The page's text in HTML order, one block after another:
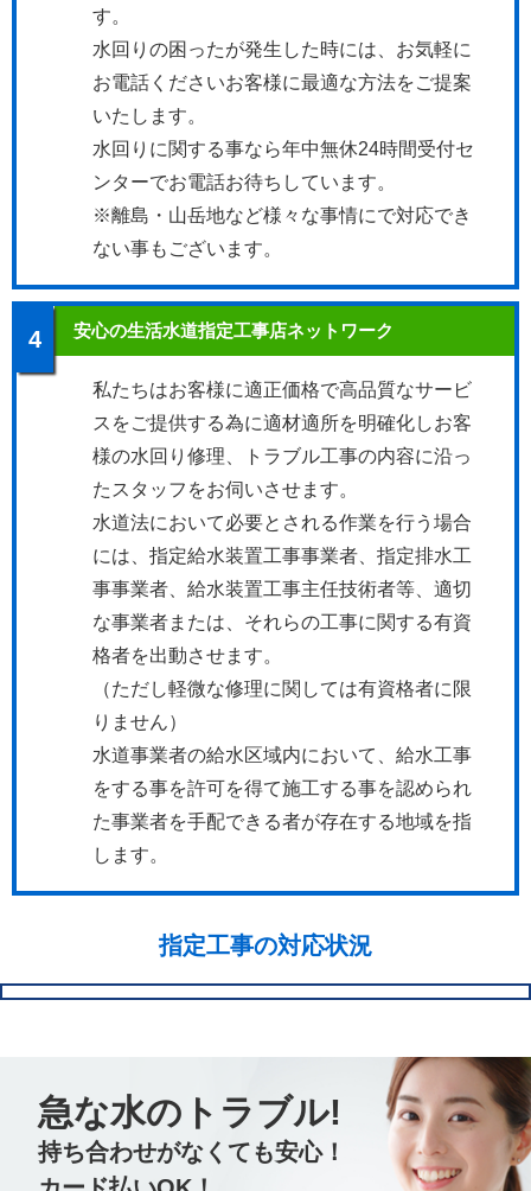
す。
水回りの困ったが発生した時には、お気軽に
お電話くださいお客様に最適な方法をご提案
いたします。
水回りに関する事なら年中無休24時間受付セ
ンターでお電話お待ちしています。
※離島・山岳地など様々な事情にで対応でき
ない事もございます。
4 安心の生活水道指定工事店ネットワーク
私たちはお客様に適正価格で高品質なサービ
スをご提供する為に適材適所を明確化しお客
様の水回り修理、トラブル工事の内容に沿っ
たスタッフをお伺いさせます。
水道法において必要とされる作業を行う場合
には、指定給水装置工事事業者、指定排水工
事事業者、給水装置工事主任技術者等、適切
な事業者または、それらの工事に関する有資
格者を出動させます。
（ただし軽微な修理に関しては有資格者に限
りません）
水道事業者の給水区域内において、給水工事
をする事を許可を得て施工する事を認められ
た事業者を手配できる者が存在する地域を指
します。
指定工事の対応状況
急な水のトラブル!
持ち合わせがなくても安心！